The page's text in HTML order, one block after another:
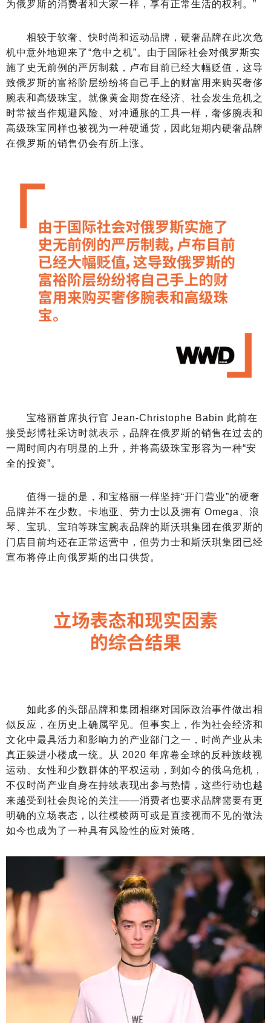
为俄罗斯的消费者和大家一样，享有正常生活的权利。”
相较于软奢、快时尚和运动品牌，硬奢品牌在此次危
机中意外地迎来了“危中之机”。由于国际社会对俄罗斯实
施了史无前例的严厉制裁，卢布目前已经大幅贬值，这导
致俄罗斯的富裕阶层纷纷将自己手上的财富用来购买奢侈
腕表和高级珠宝。就像黄金期货在经济、社会发生危机之
时常被当作规避风险、对冲通胀的工具一样，奢侈腕表和
高级珠宝同样也被视为一种硬通货，因此短期内硬奢品牌
在俄罗斯的销售仍会有所上涨。
宝格丽首席执行官 Jean-Christophe Babin 此前在
接受彭博社采访时就表示，品牌在俄罗斯的销售在过去的
一周时间内有明显的上升，并将高级珠宝形容为一种“安
全的投资”。
值得一提的是，和宝格丽一样坚持“开门营业”的硬奢
品牌并不在少数。卡地亚、劳力士以及拥有 Omega、浪
琴、宝玑、宝珀等珠宝腕表品牌的斯沃琪集团在俄罗斯的
门店目前均还在正常运营中，但劳力士和斯沃琪集团已经
宣布将停止向俄罗斯的出口供货。
如此多的头部品牌和集团相继对国际政治事件做出相
似反应，在历史上确属罕见。但事实上，作为社会经济和
文化中最具活力和影响力的产业部门之一，时尚产业从未
真正躲进小楼成一统。从 2020 年席卷全球的反种族歧视
运动、女性和少数群体的平权运动，到如今的俄乌危机，
不仅时尚产业自身在持续表现出参与热情，这些行动也越
来越受到社会舆论的关注——消费者也要求品牌需要有更
明确的立场表态，以往模棱两可或是直接视而不见的做法
如今也成为了一种具有风险性的应对策略。